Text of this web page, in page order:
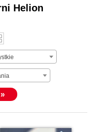
Helion